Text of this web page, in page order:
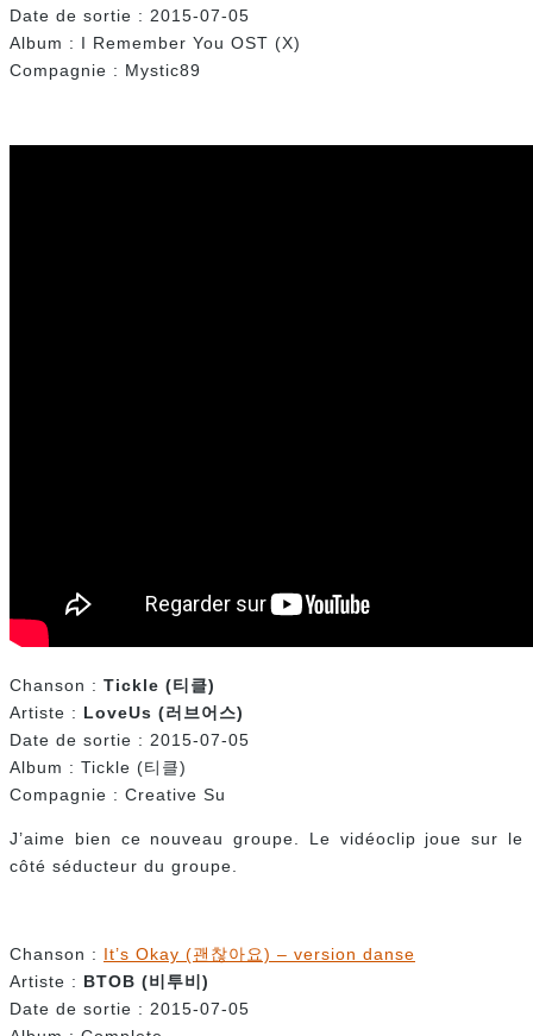
Date de sortie : 2015-07-05
Album : I Remember You OST (X)
Compagnie : Mystic89
Chanson : Tickle (티클)
Artiste : LoveUs (러브어스)
Date de sortie : 2015-07-05
Album : Tickle (티클)
Compagnie : Creative Su
J’aime bien ce nouveau groupe. Le vidéoclip joue sur le
côté séducteur du groupe.
Chanson : It’s Okay (괜찮아요) – version danse
Artiste : BTOB (비투비)
Date de sortie : 2015-07-05